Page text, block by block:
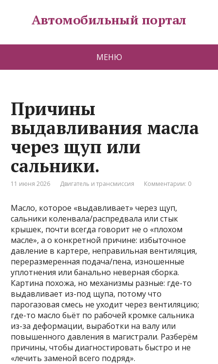
Автомобильный портал
МЕНЮ
Причины
выдавливания масла
через щуп или
сальники.
11 июня 2026 Двигатель и трансмиссия Комментарии: 0
Масло, которое «выдавливает» через щуп,
сальники коленвала/распредвала или стык
крышек, почти всегда говорит не о «плохом
масле», а о конкретной причине: избыточное
давление в картере, неправильная вентиляция,
переразмеренная подача/пена, изношенные
уплотнения или банально неверная сборка.
Картина похожа, но механизмы разные: где-то
выдавливает из-под щупа, потому что
парогазовая смесь не уходит через вентиляцию;
где-то масло бьёт по рабочей кромке сальника
из-за деформации, выработки на валу или
повышенного давления в магистрали. Разберём
причины, чтобы диагностировать быстро и не
«лечить заменой всего подряд».